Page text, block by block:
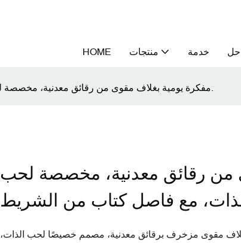
HOME منتجات خدمة حل
من رقائق معدنية، مخصصة لحب
غلاف مقوى مزخرف برقائق معدنية، مصمم خصيصًا لحب الذات،